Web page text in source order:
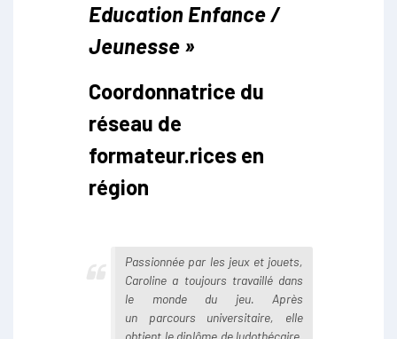
Education Enfance /
Jeunesse »
Coordonnatrice du
réseau de
formateur.rices en
région
Passionnée par les jeux et jouets,
Caroline a toujours travaillé dans
le monde du jeu. Après
un parcours universitaire, elle